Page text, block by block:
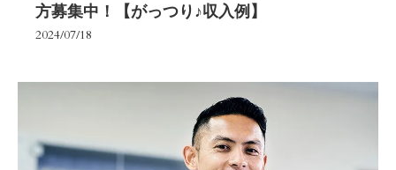
方募集中！【がっつり♪収入例】
2024/07/18